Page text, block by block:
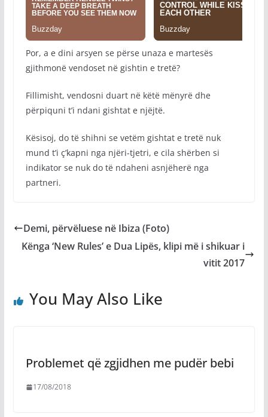
Por, a e dini arsyen se përse unaza e martesës
gjithmonë vendoset në gishtin e tretë?
Fillimisht, vendosni duart në këtë mënyrë dhe
përpiquni t’i ndani gishtat e njëjtë.
Kësisoj, do të shihni se vetëm gishtat e tretë nuk
mund t’i ç’kapni nga njëri-tjetri, e cila shërben si
indikator se nuk do të ndaheni asnjëherë nga
partneri.
Demi, përvëluese në Ibiza (Foto)
Kënga ‘New Rules’ e Dua Lipës, klipi më i shikuar i
vitit 2017
You May Also Like
Problemet që zgjidhen me pudër bebi
17/08/2018